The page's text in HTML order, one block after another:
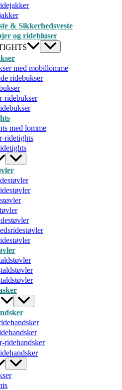
& Sikkerhedsveste
og ridebluser
med mobillomme
ridebukser
ridebukser
med lomme
ridetights
ridehandsker